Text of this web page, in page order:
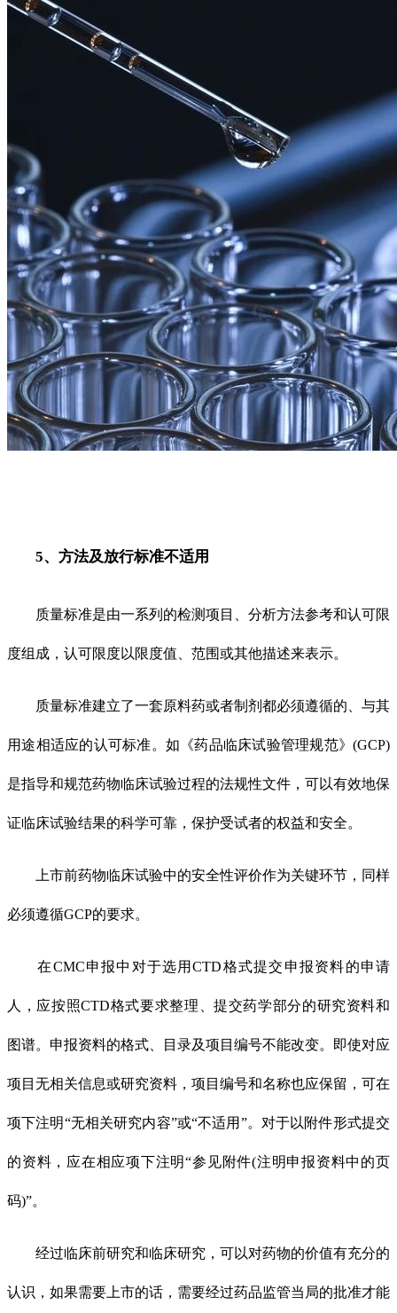
5、方法及放行标准不适用
质量标准是由一系列的检测项目、分析方法参考和认可限
度组成，认可限度以限度值、范围或其他描述来表示。
质量标准建立了一套原料药或者制剂都必须遵循的、与其
用途相适应的认可标准。如《药品临床试验管理规范》(GCP)
是指导和规范药物临床试验过程的法规性文件，可以有效地保
证临床试验结果的科学可靠，保护受试者的权益和安全。
上市前药物临床试验中的安全性评价作为关键环节，同样
必须遵循GCP的要求。
在CMC申报中对于选用CTD格式提交申报资料的申请
人，应按照CTD格式要求整理、提交药学部分的研究资料和
图谱。申报资料的格式、目录及项目编号不能改变。即使对应
项目无相关信息或研究资料，项目编号和名称也应保留，可在
项下注明“无相关研究内容”或“不适用”。对于以附件形式提交
的资料，应在相应项下注明“参见附件(注明申报资料中的页
码)”。
经过临床前研究和临床研究，可以对药物的价值有充分的
认识，如果需要上市的话，需要经过药品监管当局的批准才能